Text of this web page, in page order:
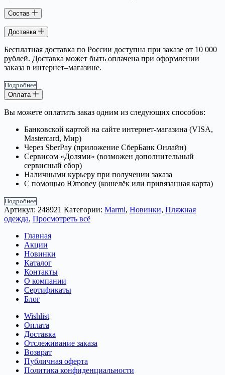
Состав
Доставка
Бесплатная доставка по России доступна при заказе от 10 000
рублей. Доставка может быть оплачена при оформлении
заказа в интернет–магазине.
Подробнее
Оплата
Вы можете оплатить заказ одним из следующих способов:
Банковской картой на сайте интернет-магазина (VISA,
Mastercard, Мир)
Через SberPay (приложение СберБанк Онлайн)
Сервисом «Долями» (возможен дополнительный
сервисный сбор)
Наличными курьеру при получении заказа
С помощью Юmoney (кошелёк или привязанная карта)
Подробнее
Артикул: 248921 Категории: Marmi, Новинки, Пляжная
одежда, Просмотреть всё
Главная
Акции
Новинки
Каталог
Контакты
О компании
Сертификаты
Блог
Wishlist
Оплата
Доставка
Отслеживание заказа
Возврат
Публичная оферта
Политика конфиденциальности